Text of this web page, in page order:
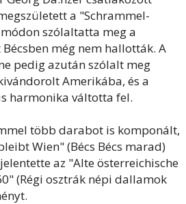
a "Schrammel-
szólaltatta meg a
még nem hallották. A
pedig azután szólalt meg
Amerikába, és a
harmonika váltotta fel.
több darabot is komponált,
Wien" (Bécs Bécs marad)
az "Alte österreichische
(Régi osztrák népi dallamok